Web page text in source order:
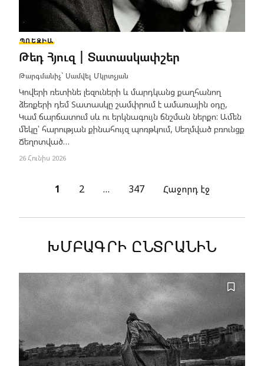
ՊՈԵԶԻԱ
Թեդ Հյուզ | Տատասկափշեր
Թարգմանիչ՝ Սամվել Մկրտչյան
Կովերի ռետինե լեզուների և մարդկանց քաղհանող
ձեռքերի դեմ Տատասկը շամփրում է ամառային օդը,
Կամ ճարճատում սև ու երկնագույն ճնշման ներքո: Ամեն
մեկը՝ հարության քինահույզ պոռթկում, Սեղմված բռունցք
Ճեղոտված…
26 Հունիս 2026
1 2 … 347 Հաջորդ էջ
ԽՄԲԱԳՐԻ ԸՆՏՐԱՆԻՆ